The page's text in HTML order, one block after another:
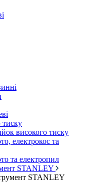
високого тиску
електрокос та
та електропил
STANLEY
STANLEY